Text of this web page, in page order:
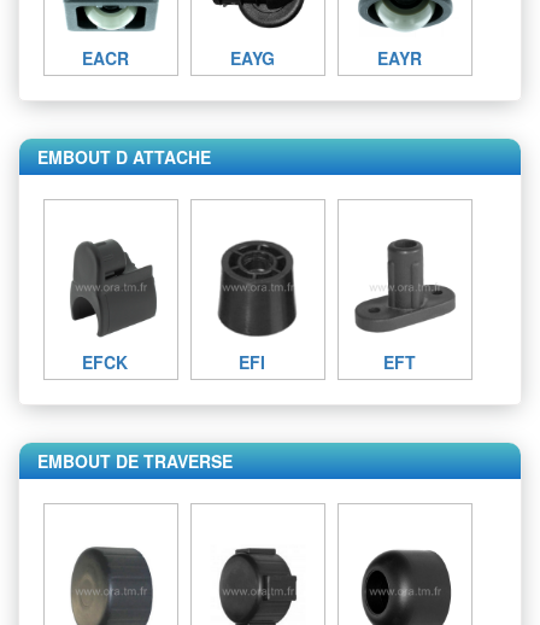
EACR EAYG EAYR
EMBOUT D ATTACHE
EFCK EFI EFT
EMBOUT DE TRAVERSE